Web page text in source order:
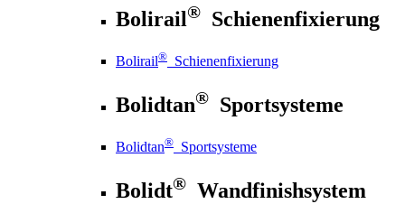
Bolirail® Schienenfixierung
Bolirail® Schienenfixierung
Bolidtan® Sportsysteme
Bolidtan® Sportsysteme
Bolidt® Wandfinishsystem